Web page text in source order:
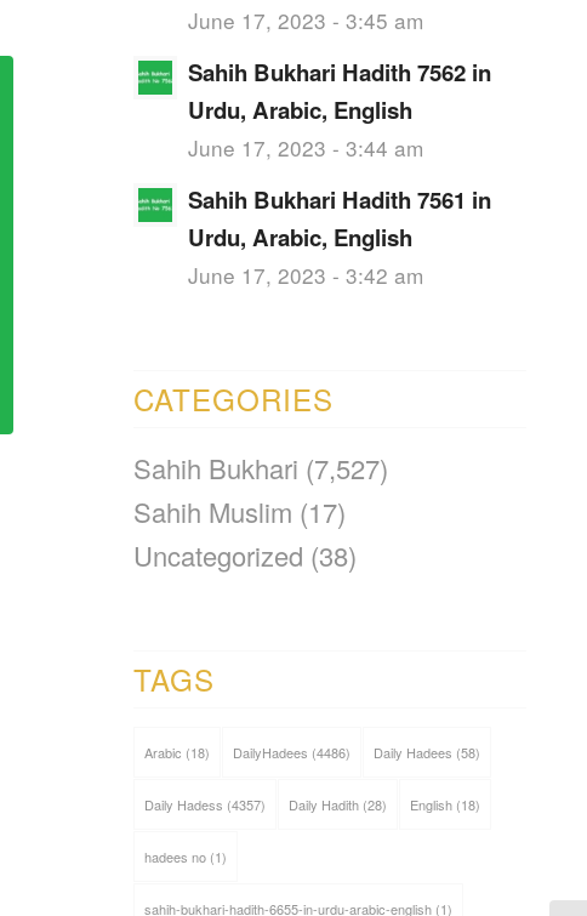
June 17, 2023 - 3:45 am
Sahih Bukhari Hadith 7562 in
Urdu, Arabic, English
June 17, 2023 - 3:44 am
Sahih Bukhari Hadith 7561 in
Urdu, Arabic, English
June 17, 2023 - 3:42 am
CATEGORIES
Sahih Bukhari (7,527)
Sahih Muslim (17)
Uncategorized (38)
TAGS
Arabic (18) DailyHadees (4486) Daily Hadees (58)
Daily Hadess (4357) Daily Hadith(28) English(18)
hadees no(1)
sahih-bukhari-hadith-6655-in-urdu-arabic-english(1)